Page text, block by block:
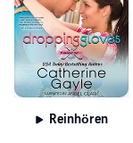
Reinhören